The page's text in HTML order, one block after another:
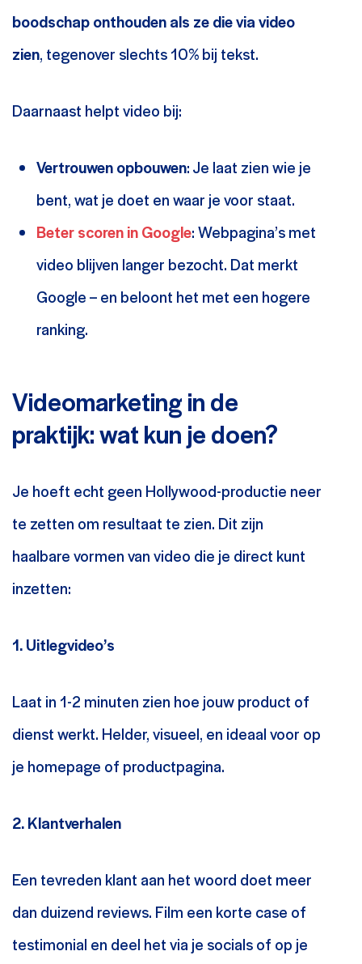
boodschap onthouden als ze die via video
zien, tegenover slechts 10% bij tekst.
Daarnaast helpt video bij:
Vertrouwen opbouwen: Je laat zien wie je
bent, wat je doet en waar je voor staat.
Beter scoren in Google: Webpagina’s met
video blijven langer bezocht. Dat merkt
Google – en beloont het met een hogere
ranking.
Videomarketing in de
praktijk: wat kun je doen?
Je hoeft echt geen Hollywood-productie neer
te zetten om resultaat te zien. Dit zijn
haalbare vormen van video die je direct kunt
inzetten:
1. Uitlegvideo’s
Laat in 1-2 minuten zien hoe jouw product of
dienst werkt. Helder, visueel, en ideaal voor op
je homepage of productpagina.
2. Klantverhalen
Een tevreden klant aan het woord doet meer
dan duizend reviews. Film een korte case of
testimonial en deel het via je socials of op je